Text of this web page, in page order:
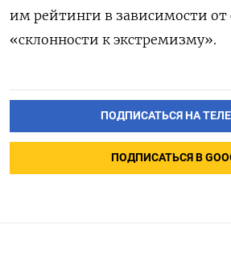
им рейтинги в зависимости от
«склонности к экстремизму».
ПОДПИСАТЬСЯ НА
ПОДПИСАТЬСЯ В